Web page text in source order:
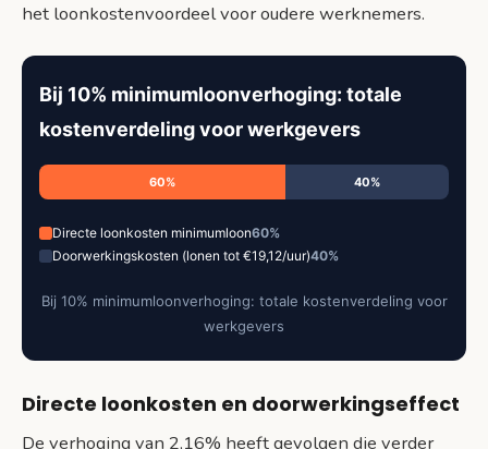
het loonkostenvoordeel voor oudere werknemers.
Bij 10% minimumloonverhoging: totale
kostenverdeling voor werkgevers
60% 40%
Directe loonkosten minimumloon60%
Doorwerkingskosten (lonen tot €19,12/uur)40%
Bij 10% minimumloonverhoging: totale kostenverdeling voor
werkgevers
Directe loonkosten en doorwerkingseffect
De verhoging van 2,16% heeft gevolgen die verder